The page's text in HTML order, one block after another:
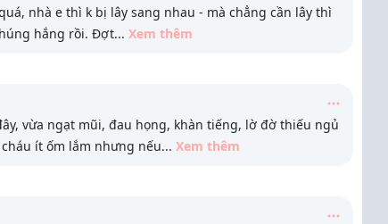
nhà e thì k bị lây sang nhau - mà chẳng cần lây thì
hắng rồi. Đợt... Xem thêm
vừa ngạt mũi, đau họng, khàn tiếng, lờ đờ thiếu ngủ
ít ốm lắm nhưng nếu... Xem thêm